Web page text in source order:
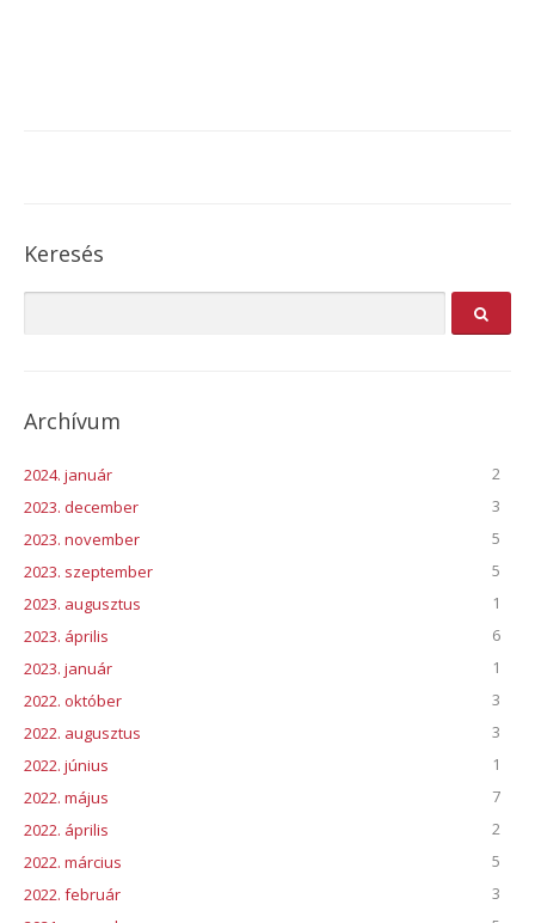
Keresés
Archívum
2024. január
2
2023. december
3
2023. november
5
2023. szeptember
5
2023. augusztus
1
2023. április
6
2023. január
1
2022. október
3
2022. augusztus
3
2022. június
1
2022. május
7
2022. április
2
2022. március
5
2022. február
3